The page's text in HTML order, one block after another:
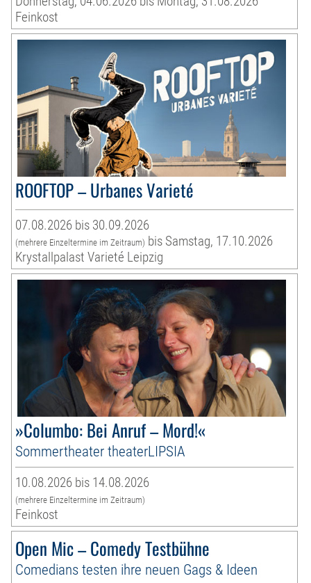
Feinkost
ROOFTOP – Urbanes Varieté
07.08.2026 bis 30.09.2026
(mehrere Einzeltermine im Zeitraum) bis Samstag, 17.10.2026
Krystallpalast Varieté Leipzig
»Columbo: Bei Anruf – Mord!«
Sommertheater theaterLIPSIA
10.08.2026 bis 14.08.2026
(mehrere Einzeltermine im Zeitraum)
Feinkost
Open Mic – Comedy Testbühne
Comedians testen ihre neuen Gags & Ideen